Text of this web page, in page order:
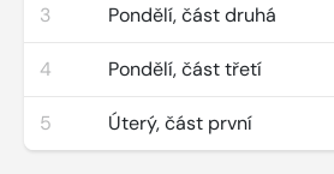
3 Pondělí, část druhá
4 Pondělí, část třetí
5 Úterý, část první